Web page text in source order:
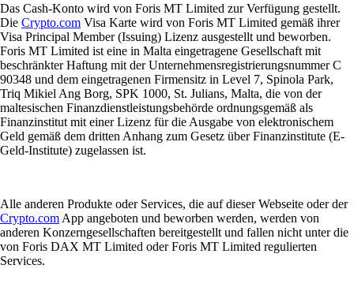
Das Cash-Konto wird von Foris MT Limited zur Verfügung gestellt.
Die Crypto.com Visa Karte wird von Foris MT Limited gemäß ihrer
Visa Principal Member (Issuing) Lizenz ausgestellt und beworben.
Foris MT Limited ist eine in Malta eingetragene Gesellschaft mit
beschränkter Haftung mit der Unternehmensregistrierungsnummer C
90348 und dem eingetragenen Firmensitz in Level 7, Spinola Park,
Triq Mikiel Ang Borg, SPK 1000, St. Julians, Malta, die von der
maltesischen Finanzdienstleistungsbehörde ordnungsgemäß als
Finanzinstitut mit einer Lizenz für die Ausgabe von elektronischem
Geld gemäß dem dritten Anhang zum Gesetz über Finanzinstitute (E-
Geld-Institute) zugelassen ist.
Alle anderen Produkte oder Services, die auf dieser Webseite oder der
Crypto.com App angeboten und beworben werden, werden von
anderen Konzerngesellschaften bereitgestellt und fallen nicht unter die
von Foris DAX MT Limited oder Foris MT Limited regulierten
Services.